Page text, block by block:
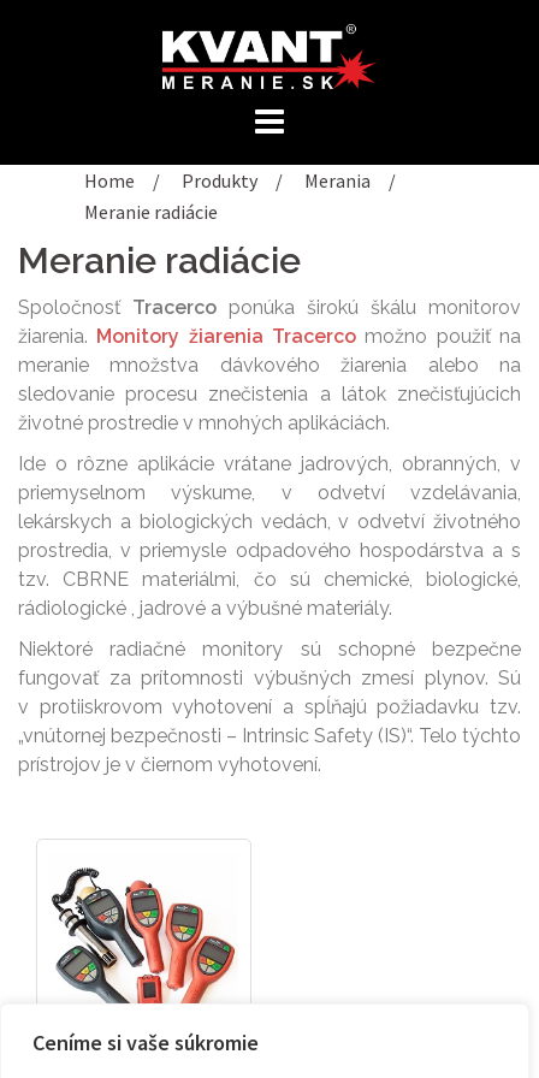
Ceníme si vaše súkromie
Home / Produkty / Merania
/
Meranie radiácie
Meranie radiácie
Spoločnosť Tracerco ponúka širokú škálu monitorov
žiarenia. Monitory žiarenia Tracerco možno použiť na
meranie množstva dávkového žiarenia alebo na
sledovanie procesu znečistenia a látok znečisťujúcich
životné prostredie v mnohých aplikáciách.
Ide o rôzne aplikácie vrátane jadrových, obranných, v
priemyselnom výskume, v odvetví vzdelávania,
lekárskych a biologických vedách, v odvetví životného
prostredia, v priemysle odpadového hospodárstva a s
tzv. CBRNE materiálmi, čo sú chemické, biologické,
rádiologické , jadrové a výbušné materiály.
Niektoré radiačné monitory sú schopné bezpečne
fungovať za prítomnosti výbušných zmesí plynov. Sú
v protiiskrovom vyhotovení a spĺňajú požiadavku tzv.
„vnútornej bezpečnosti – Intrinsic Safety (IS)“. Telo týchto
prístrojov je v čiernom vyhotovení.